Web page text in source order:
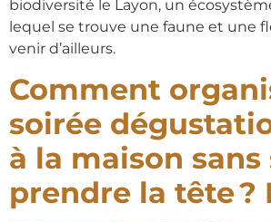
biodiversité le Layon, un
lequel se trouve une faune et une
venir d’ailleurs.
Comment
soirée
à la maison sans
prendre la tête ?